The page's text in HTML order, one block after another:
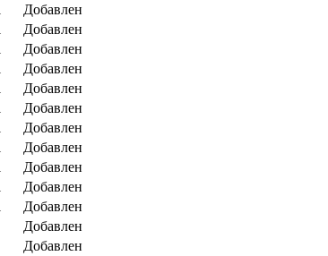
Добавлен
Добавлен
Добавлен
Добавлен
Добавлен
Добавлен
Добавлен
Добавлен
Добавлен
Добавлен
Добавлен
Добавлен
Добавлен